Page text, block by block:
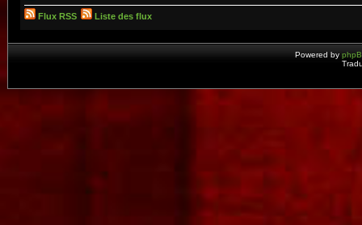
Flux RSS Liste des flux
Powered by